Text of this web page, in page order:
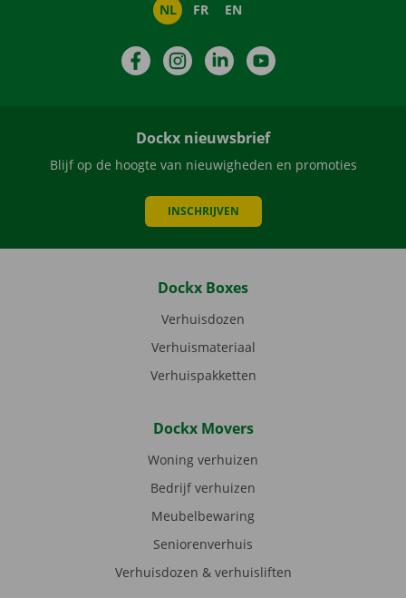
NL FR EN
FacebookInstagramLinkedIn
Dockx nieuwsbrief
Blijf op de hoogte van nieuwigheden en promoties
INSCHRIJVEN
Dockx Boxes
Verhuisdozen
Verhuismateriaal
Verhuispakketten
Dockx Movers
Woning verhuizen
Bedrijf verhuizen
Meubelbewaring
Seniorenverhuis
Verhuisdozen & verhuisliften